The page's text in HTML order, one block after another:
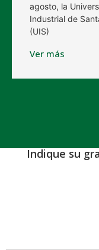
agosto, la
Industrial de
(UIS)
Ver más
Indique su